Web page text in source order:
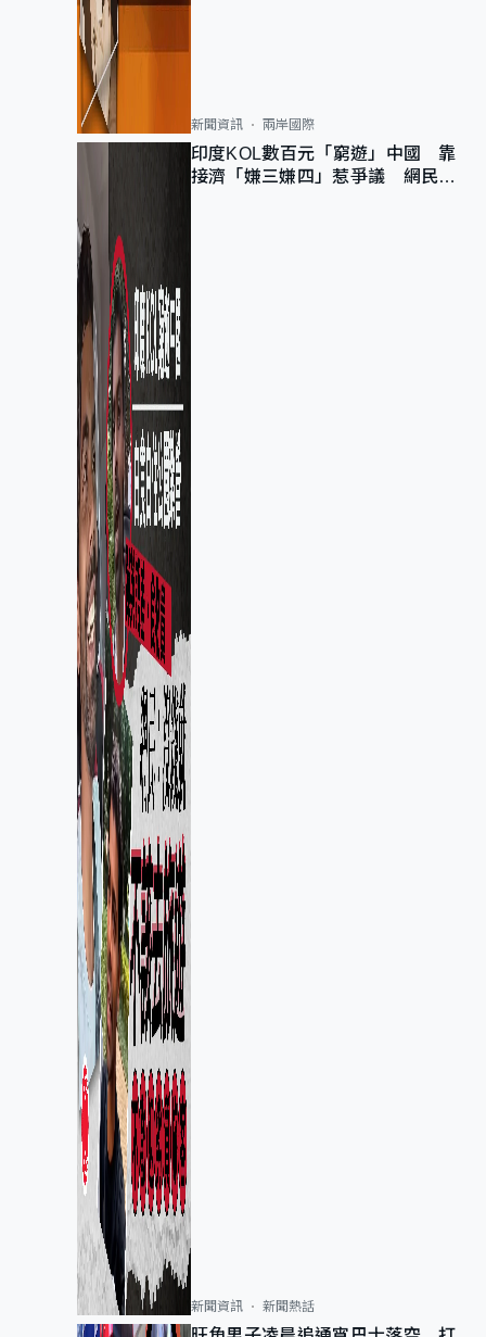
新聞資訊 兩岸國際
印度KOL數百元「窮遊」中國 靠
接濟「嫌三嫌四」惹爭議 網民：
新聞資訊 新聞熱話